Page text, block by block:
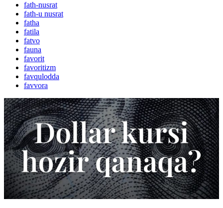
fath-nusrat
fath-u nusrat
fatha
fatila
fatvo
fauna
favorit
favoritizm
favqulodda
favvora